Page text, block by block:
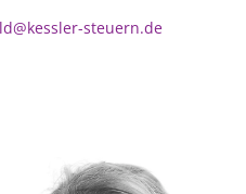
steuern.de